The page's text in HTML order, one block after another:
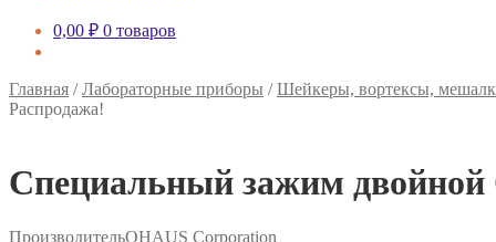
0,00 ₽ 0 товаров
Главная /Лабораторные приборы /Шейкеры, вортексы,
Распродажа!
Специальный зажим
ПроизводительOHAUS Corporation